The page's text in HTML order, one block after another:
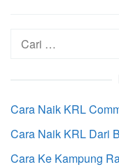
Cari
untuk:
Cara Naik KRL
Cara Naik KRL Dari
Cara Ke Kampung